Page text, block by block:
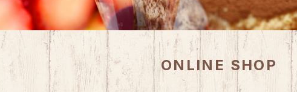
ONLINE SHOP